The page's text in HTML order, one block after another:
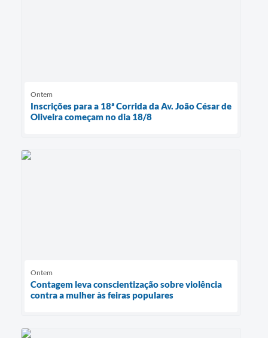
Ontem
Inscrições para a 18ª Corrida da Av. João César de
Oliveira começam no dia 18/8
Ontem
Contagem leva conscientização sobre violência
contra a mulher às feiras populares